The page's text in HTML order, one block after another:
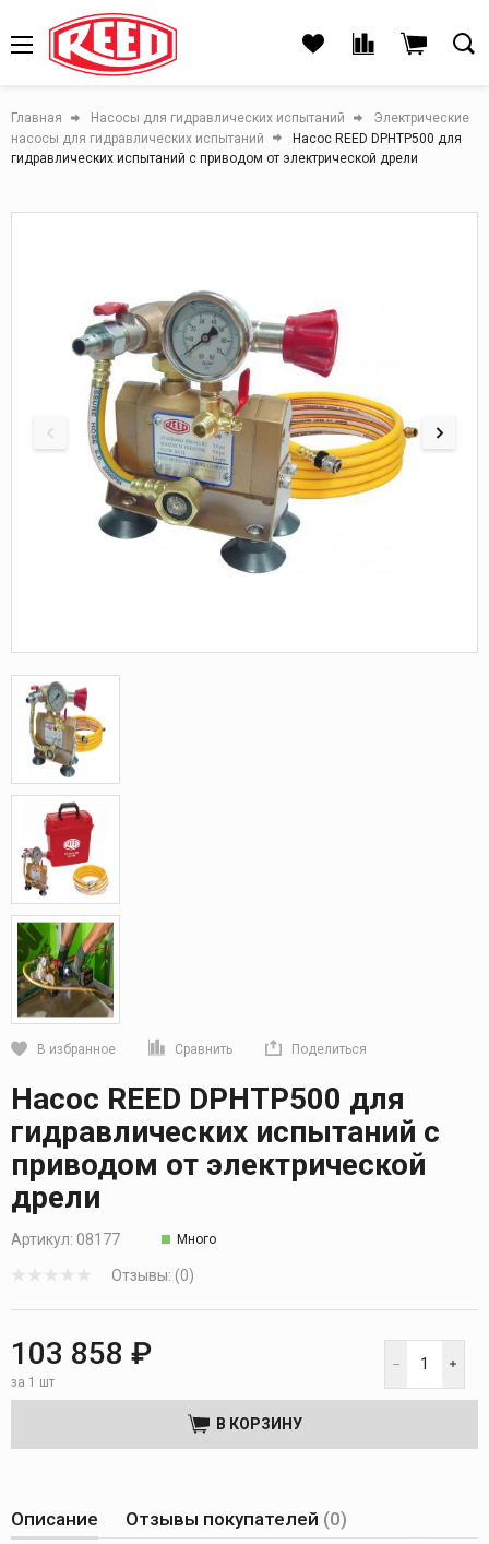
Главная Насосы для гидравлических испытаний
Электрические
насосы для гидравлических испытаний
Насос REED DPHTP500 для
гидравлических испытаний с приводом от электрической дрели
В избранное Сравнить Поделиться
Кликните, чтобы скопировать прямую ссылку
Насос REED DPHTP500 для
гидравлических испытаний с
приводом от электрической
дрели
Артикул: 08177 Много
Отзывы: (0)
103 858 ₽
за 1 шт
В КОРЗИНУ
Описание Отзывы покупателей (0)